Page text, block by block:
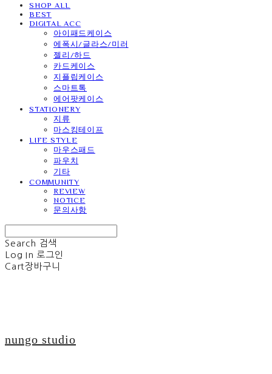
SHOP ALL
BEST
DIGITAL ACC
아이패드케이스
에폭시/글라스/미러
젤리/하드
카드케이스
지플립케이스
스마트톡
에어팟케이스
STATIONERY
지류
마스킹테이프
LIFE STYLE
마우스패드
파우치
기타
COMMUNITY
REVIEW
NOTICE
문의사항
Search 검색
Log In 로그인
Cart장바구니
nungo studio